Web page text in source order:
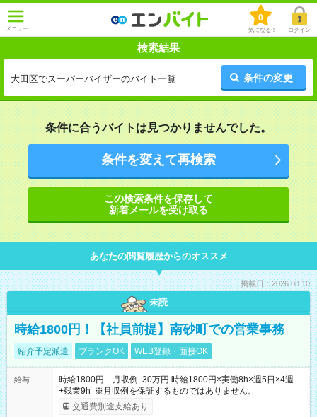
メニュー
0
気になる！ ログイン
検索結果
大田区でスーパーバイザーのバイト一覧 条件の変更
条件に合うバイトは見つかりませんでした。
条件を変えて再検索
この検索条件を保存して
新着メールを受け取る
あなたの閲覧履歴からのオススメ
掲載日：2026.08.10
未読
時給1800円！【社員前提】南砂町での営業事務
紹介予定派遣 ブランクOK WEB登録・面接OK
給与
時給1800円 月収例 30万円 時給1800円×実働8h×週5日×4週
+残業9h ※月収例を保証するものではありません。
交通費別途支給あり